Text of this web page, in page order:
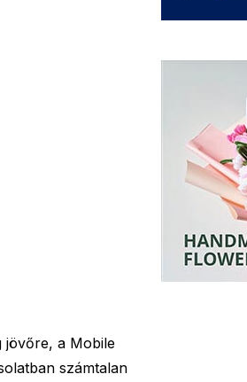
jövőre, a Mobile
számtalan